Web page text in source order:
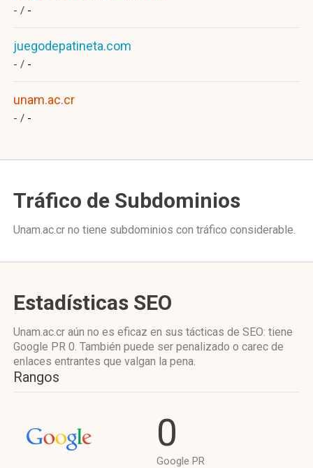
- / -
juegodepatineta.com
- / -
unam.ac.cr
- / -
Tráfico de Subdominios
Unam.ac.cr no tiene subdominios con tráfico considerable.
Estadísticas SEO
Unam.ac.cr aún no es eficaz en sus tácticas de SEO: tiene
Google PR 0. También puede ser penalizado o carec de
enlaces entrantes que valgan la pena.
Rangos
0
Google PR